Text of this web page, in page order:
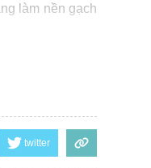
làm nền gạch
twitter